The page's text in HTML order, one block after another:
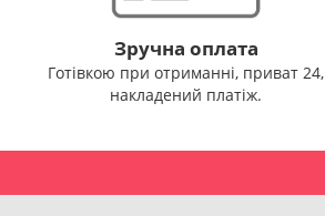
Зручна оплата
Готівкою при отриманні, приват 24,
накладений платіж.